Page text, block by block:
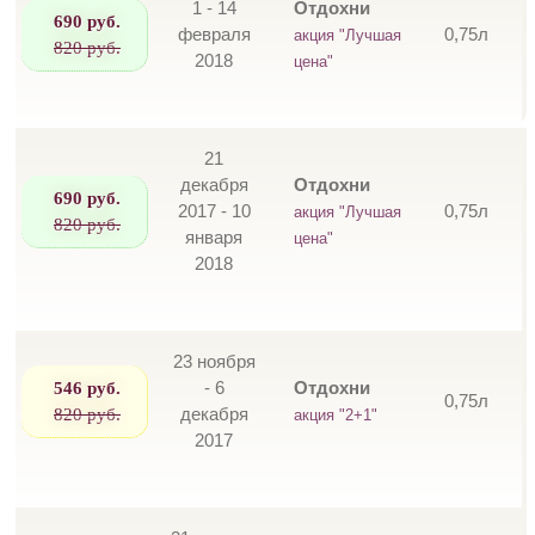
690 руб.
820 руб.
1 - 14
февраля
2018
Отдохни
акция "Лучшая
цена"
0,75л
690 руб.
820 руб.
21
декабря
2017 - 10
января
2018
Отдохни
акция "Лучшая
цена"
0,75л
546 руб.
820 руб.
23 ноября
- 6
декабря
2017
Отдохни
акция "2+1"
0,75л